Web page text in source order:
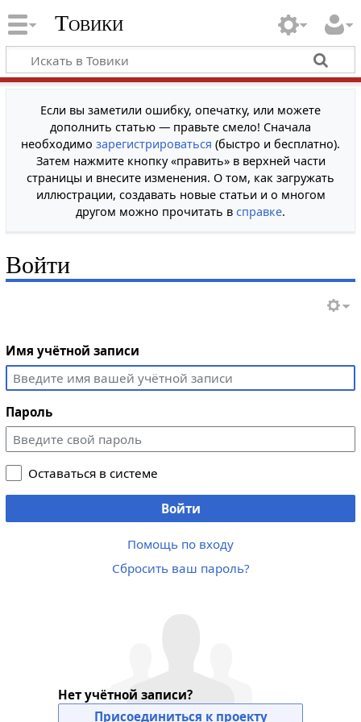
Товики
Если вы заметили ошибку, опечатку, или можете
дополнить статью — правьте смело! Сначала
необходимо зарегистрироваться (быстро и бесплатно).
Затем нажмите кнопку «править» в верхней части
страницы и внесите изменения. О том, как загружать
иллюстрации, создавать новые статьи и о многом
другом можно прочитать в справке.
Войти
Имя учётной записи
Пароль
Оставаться в системе
Войти
Помощь по входу
Сбросить ваш пароль?
Нет учётной записи?
Присоединиться к проекту